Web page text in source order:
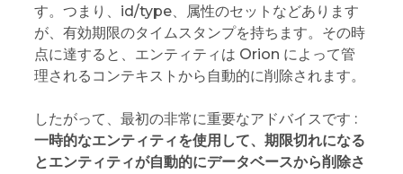
す。つまり、id/type、属性のセットなどあります
が、有効期限のタイムスタンプを持ちます。その時
点に達すると、エンティティは Orion によって管
理されるコンテキストから自動的に削除されます。
したがって、最初の非常に重要なアドバイスです :
一時的なエンティティを使用して、期限切れになる
とエンティティが自動的にデータベースから削除さ